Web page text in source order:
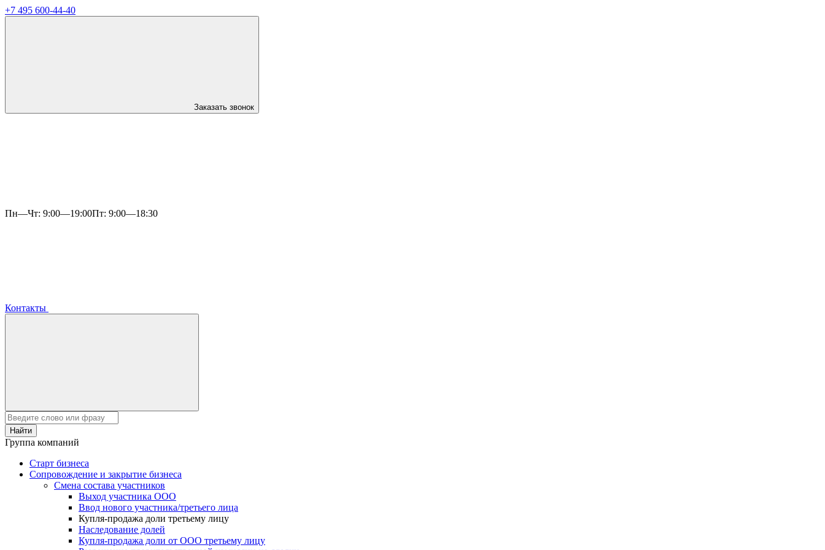
+7 495 600-44-40
Заказать звонок
Пн—Чт: 9:00—19:00Пт: 9:00—18:30
Контакты
Найти
Группа компаний
Старт бизнеса
Сопровождение и закрытие бизнеса
Смена состава участников
Выход участника ООО
Ввод нового участника/третьего лица
Купля-продажа доли третьему лицу
Наследование долей
Купля-продажа доли от ООО третьему лицу